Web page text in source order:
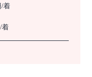
/着
着